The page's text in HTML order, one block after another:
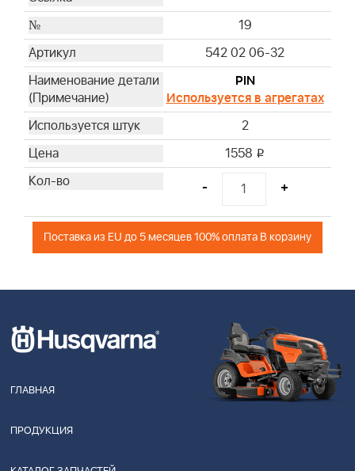
19
542 02 06-32
PIN
Используется в агрегатах
2
1558 i
- +
Поставка из EU до 5 месяцев 100% оплата В корзину
ГЛАВНАЯ
ПРОДУКЦИЯ